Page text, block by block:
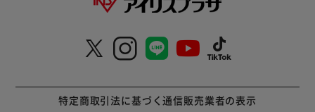
特定商取引法に基づく通信販売業者の表示